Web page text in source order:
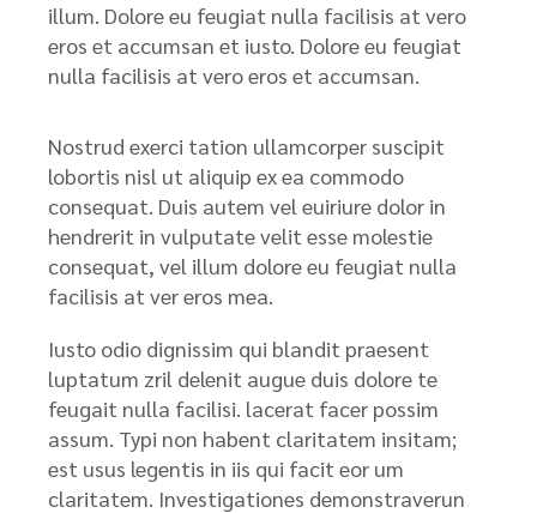
illum. Dolore eu feugiat nulla facilisis at vero
eros et accumsan et iusto. Dolore eu feugiat
nulla facilisis at vero eros et accumsan.
Nostrud exerci tation ullamcorper suscipit
lobortis nisl ut aliquip ex ea commodo
consequat. Duis autem vel euiriure dolor in
hendrerit in vulputate velit esse molestie
consequat, vel illum dolore eu feugiat nulla
facilisis at ver eros mea.
Iusto odio dignissim qui blandit praesent
luptatum zril delenit augue duis dolore te
feugait nulla facilisi. lacerat facer possim
assum. Typi non habent claritatem insitam;
est usus legentis in iis qui facit eor um
claritatem. Investigationes demonstraverun